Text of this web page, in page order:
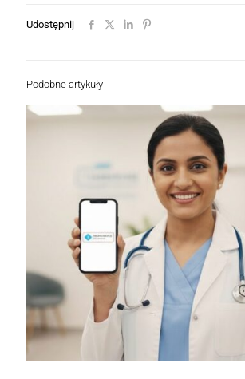
Udostępnij
Podobne artykuły